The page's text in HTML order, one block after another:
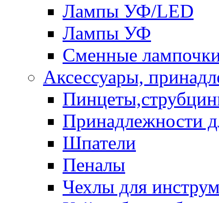
Лампы УФ/LED
Лампы УФ
Сменные
Аксессуары,
Принадлежности
Шпатели
Пеналы
Чехлы для